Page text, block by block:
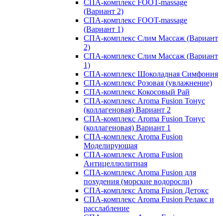
СПА-комплекс FOOT-massage
(Вариант 2)
СПА-комплекс FOOT-massage
(Вариант 1)
СПА-комплекс Слим Массаж (Вариант
2)
СПА-комплекс Слим Массаж (Вариант
1)
СПА-комплекс Шоколадная Симфония
СПА-комплекс Розовая (увлажнение)
СПА-комплекс Кокосовый Рай
СПА-комплекс Aroma Fusion Тонус
(коллагеновая) Вариант 2
СПА-комплекс Aroma Fusion Тонус
(коллагеновая) Вариант 1
СПА-комплекс Aroma Fusion
Моделирующая
СПА-комплекс Aroma Fusion
Антицеллюлитная
СПА-комплекс Aroma Fusion для
похудения (морские водоросли)
СПА-комплекс Aroma Fusion Детокс
СПА-комплекс Aroma Fusion Релакс и
расслабление